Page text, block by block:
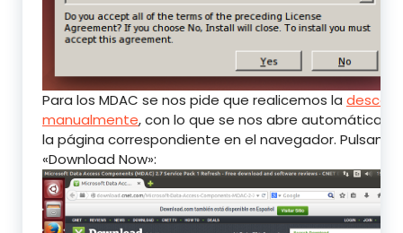
Para los MDAC se nos pide que realicemos la
manualmente, con lo que se nos abre
la página correspondiente en el navegador.
«Download Now»: